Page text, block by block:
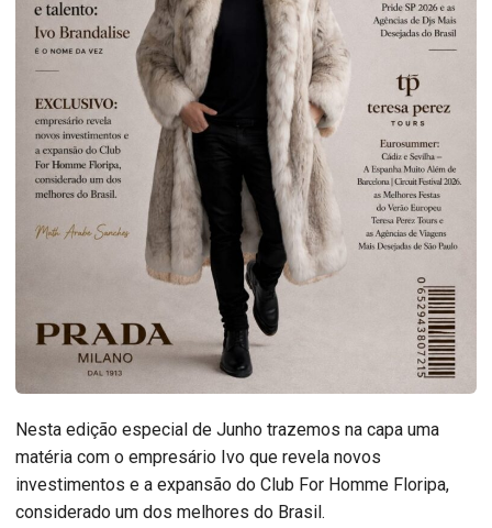
Nesta edição especial de Junho trazemos na capa uma
matéria com o empresário Ivo que revela novos
investimentos e a expansão do Club For Homme Floripa,
considerado um dos melhores do Brasil.